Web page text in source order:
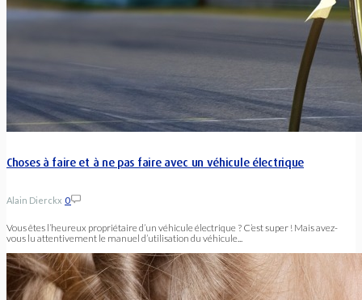
Choses à faire et à ne pas faire avec un véhicule électrique
Alain Dierckx 0
Vous êtes l’heureux propriétaire d’un véhicule électrique ? C’est super ! Mais avez-
vous lu attentivement le manuel d’utilisation du véhicule...